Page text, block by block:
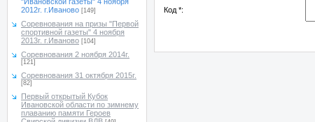
2012г. г.Иваново [149]
Соревнования на призы "Первой
спортивной газеты" 4 ноября
2013г. г.Иваново [104]
Соревнования 2 ноября 2014г.
[121]
Соревнования 31 октября 2015г.
[82]
Первый открытый Кубок
Ивановской области по зимнему
плаванию памяти Героев
Код *: